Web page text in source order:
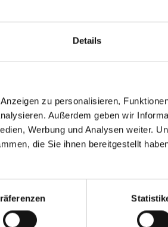
Details
zu personalisieren,
Außerdem geben wir
Werbung und Analysen weiter.
die Sie ihnen bereitgestellt
hoch wetter-
makellose
fülligem,
Türflächenlack,
Hart-PVC und
sind Türlack,